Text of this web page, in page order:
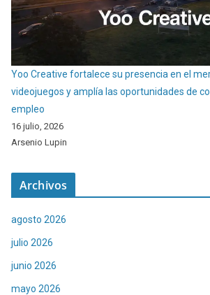
Yoo Creative fortalece su presencia en el
videojuegos y amplía las oportunidades de
empleo
16 julio, 2026
Arsenio Lupin
Archivos
agosto 2026
julio 2026
junio 2026
mayo 2026